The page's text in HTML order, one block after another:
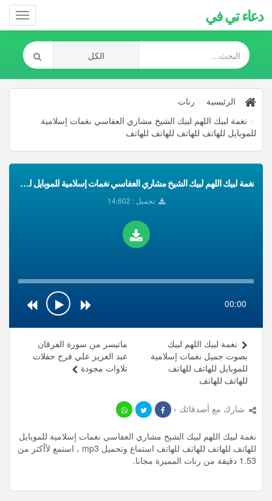
دعاء تي في
الرئيسية
رنات
نغمة لبيك اللهم لبيك الشيخ مشاري العفاسي نغمات إسلامية
للموبايل للهاتف للهاتف للهاتف للهاتف
نغمة لبيك اللهم لبيك الشيخ مشاري العفاسي نغمات إسلامية للموبايل للهاتف للهاتف للهاتف للهاتف تحميل Mp3
تحميل : 14,602
00:00
ماتيسر من سورة الفرقان
عبد العزيز علي فرج حفلات
تلاوات مجودة
نغمة لبيك اللهم لبيك
بصوت جميل نغمات إسلامية
للموبايل للهاتف للهاتف
للهاتف للهاتف
شارك مع أصدقائك ›
نغمة لبيك اللهم لبيك الشيخ مشاري العفاسي نغمات إسلامية للموبايل
للهاتف للهاتف للهاتف للهاتف استماع وتحميل mp3 ، استمع لأأكثر من
1.53 دقيقة من رنات المميزة مجانا.